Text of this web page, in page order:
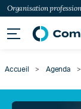
Organisation
Accueil > Agenda >